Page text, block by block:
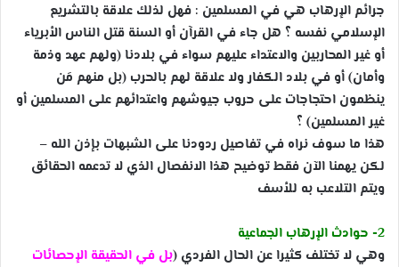
جرائم الإرهاب هي في المسلمين : فهل لذلك علاقة بالتشريع
الإسلامي نفسه ؟ هل جاء في القرآن أو السنة قتل الناس الأبرياء
أو غير المحاربين والاعتداء عليهم سواء في بلادنا (ولهم عهد وذمة
وأمان) أو في بلاد الكفار ولا علاقة لهم بالحرب (بل منهم مَن
ينظمون احتجاجات على حروب جيوشهم واعتدائهم على المسلمين أو
غير المسلمين) ؟
هذا ما سوف نراه في تفاصيل ردودنا على الشبهات بإذن الله –
لكن يهمنا الآن فقط توضيح هذا الانفصال الذي لا تدعمه الحقائق
ويتم التلاعب به للأسف
2- حوادث الإرهاب الجماعية
وهي لا تختلف كثيرا عن الحال الفردي (بل في الحقيقة الإحصائات